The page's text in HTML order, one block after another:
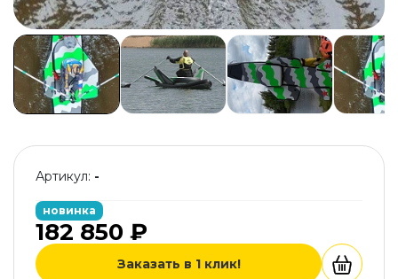
Артикул: -
новинка
182 850 ₽
Заказать в 1 клик!